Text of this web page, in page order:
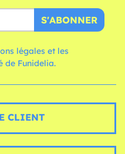
S'ABONNER
légales et les
de Funidelia.
CLIENT